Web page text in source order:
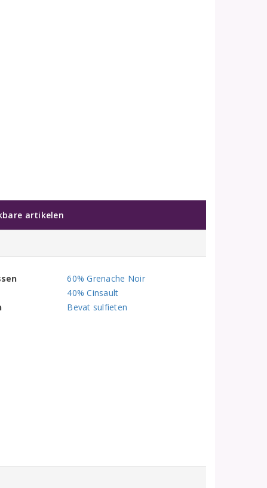
artikelen
60% Grenache Noir
40% Cinsault
Bevat sulfieten